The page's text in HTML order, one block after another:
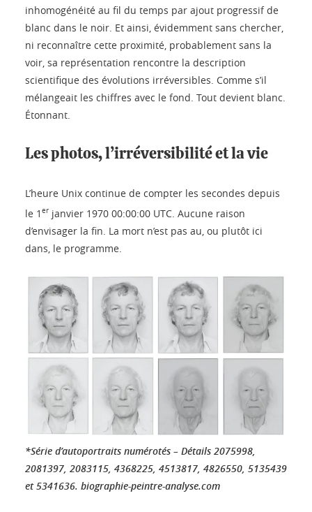
inhomogénéité au fil du temps par ajout progressif de
blanc dans le noir. Et ainsi, évidemment sans chercher,
ni reconnaître cette proximité, probablement sans la
voir, sa représentation rencontre la description
scientifique des évolutions irréversibles. Comme s’il
mélangeait les chiffres avec le fond. Tout devient blanc.
Étonnant.
Les photos, l’irréversibilité et la vie
L’heure Unix continue de compter les secondes depuis
le 1 er janvier 1970 00:00:00 UTC. Aucune raison
d’envisager la fin. La mort n’est pas au, ou plutôt ici
dans, le programme.
*Série d’autoportraits numérotés – Détails 2075998,
2081397, 2083115, 4368225, 4513817, 4826550, 5135439
et 5341636. biographie-peintre-analyse.com